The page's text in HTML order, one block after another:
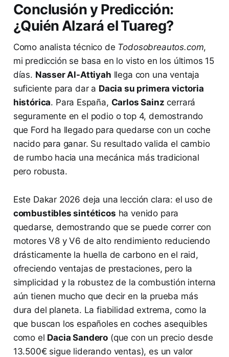
Conclusión y Predicción:
¿Quién Alzará el Tuareg?
Como analista técnico de Todosobreautos.com,
mi predicción se basa en lo visto en los últimos 15
días. Nasser Al-Attiyah llega con una ventaja
suficiente para dar a Dacia su primera victoria
histórica. Para España, Carlos Sainz cerrará
seguramente en el podio o top 4, demostrando
que Ford ha llegado para quedarse con un coche
nacido para ganar. Su resultado valida el cambio
de rumbo hacia una mecánica más tradicional
pero robusta.
Este Dakar 2026 deja una lección clara: el uso de
combustibles sintéticos ha venido para
quedarse, demostrando que se puede correr con
motores V8 y V6 de alto rendimiento reduciendo
drásticamente la huella de carbono en el raid,
ofreciendo ventajas de prestaciones, pero la
simplicidad y la robustez de la combustión interna
aún tienen mucho que decir en la prueba más
dura del planeta. La fiabilidad extrema, como la
que buscan los españoles en coches asequibles
como el Dacia Sandero (que con un precio desde
13.500€ sigue liderando ventas), es un valor